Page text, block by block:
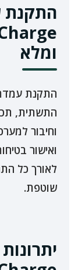
התקנת
ומלא
התקנת
התשתית,
וחיבור
לאורך כל
שוטפת.